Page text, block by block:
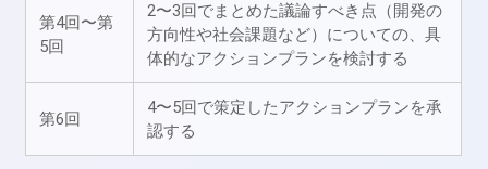
第4回〜第
5回
2〜3回でまとめた議論すべき点（開発の
方向性や社会課題など）についての、具
体的なアクションプランを検討する
第6回
4〜5回で策定したアクションプランを承
認する